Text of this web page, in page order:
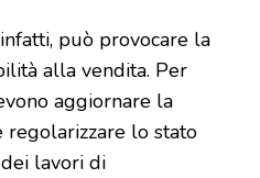
può provocare la
alla vendita. Per
aggiornare la
regolarizzare lo stato
lavori di